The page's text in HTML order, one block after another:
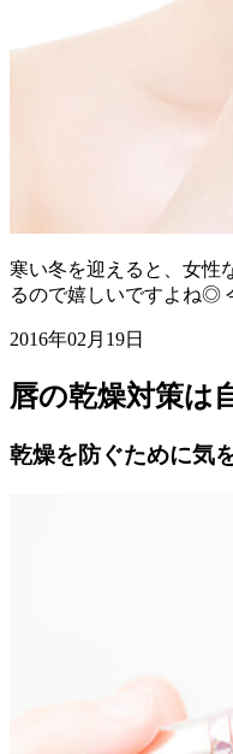
寒い冬を迎えると、女性
るので嬉しいですよね◎
2016年02月19日
唇の乾燥対策は
乾燥を防ぐために気